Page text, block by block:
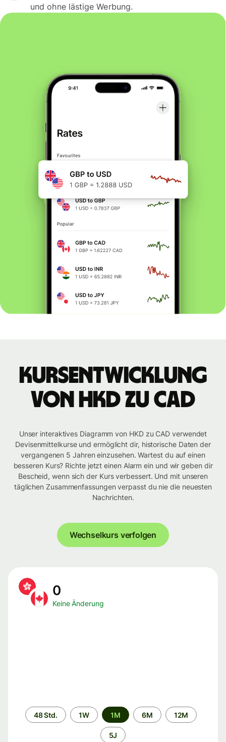
und ohne lästige Werbung.
Kursentwicklung
von HKD zu CAD
Unser interaktives Diagramm von HKD zu CAD verwendet
Devisenmittelkurse und ermöglicht dir, historische Daten der
vergangenen 5 Jahren einzusehen. Wartest du auf einen
besseren Kurs? Richte jetzt einen Alarm ein und wir geben dir
Bescheid, wenn sich der Kurs verbessert. Und mit unseren
täglichen Zusammenfassungen verpasst du nie die neuesten
Nachrichten.
Wechselkurs verfolgen
0
Keine Änderung
Zeitraum
48 Std. 1W 1M 6M 12M
5J